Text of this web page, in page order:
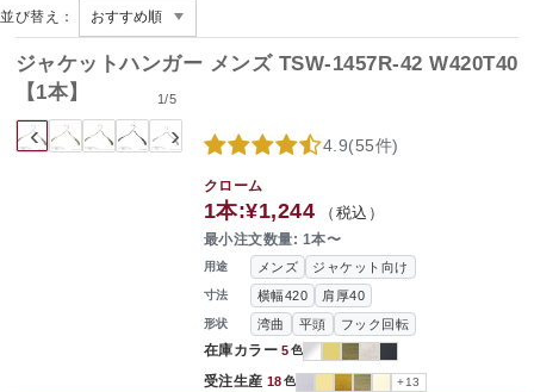
並び替え：
‹ ›
1/5
ジャケットハンガー メンズ TSW-1457R-42 W420T40
【1本】
用途 メンズ ジャケット向け
寸法 横幅420 肩厚40
形状 湾曲 平頭 フック回転
在庫カラー 5色
受注生産 18色 +13
4.9(55件)
クローム
1本:¥1,244 （税込）
最小注文数量: 1本〜